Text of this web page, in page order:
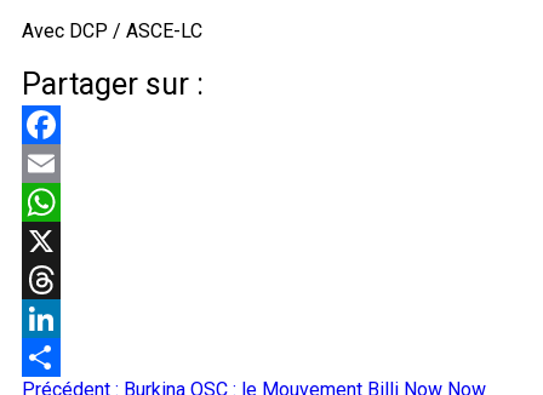
Avec DCP / ASCE-LC
Partager sur :
Facebook
Email
WhatsApp
X
Threads
LinkedIn
Précédent : Burkina OSC : le Mouvement Billi Now Now